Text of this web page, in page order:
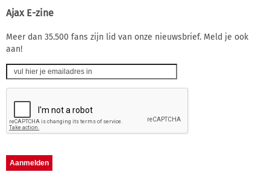
Ajax E-zine
Meer dan 35.500 fans zijn lid van onze nieuwsbrief. Meld je ook
aan!